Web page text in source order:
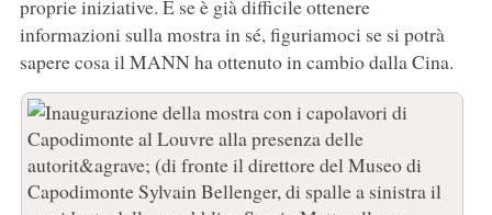
proprie iniziative. E se è già difficile ottenere
informazioni sulla mostra in sé, figuriamoci se si potrà
sapere cosa il MANN ha ottenuto in cambio dalla Cina.